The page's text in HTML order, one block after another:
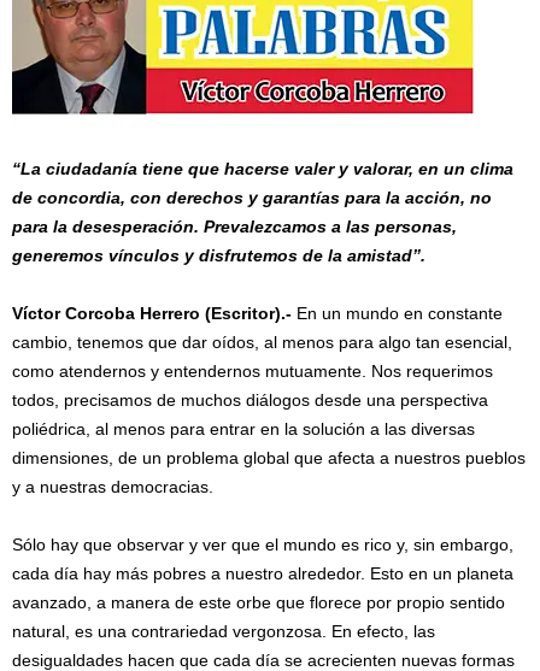
“La ciudadanía tiene que hacerse valer y valorar, en un clima
de concordia, con derechos y garantías para la acción, no
para la desesperación. Prevalezcamos a las personas,
generemos vínculos y disfrutemos de la amistad”.
Víctor Corcoba Herrero (Escritor).- En un mundo en constante
cambio, tenemos que dar oídos, al menos para algo tan esencial,
como atendernos y entendernos mutuamente. Nos requerimos
todos, precisamos de muchos diálogos desde una perspectiva
poliédrica, al menos para entrar en la solución a las diversas
dimensiones, de un problema global que afecta a nuestros pueblos
y a nuestras democracias.
Sólo hay que observar y ver que el mundo es rico y, sin embargo,
cada día hay más pobres a nuestro alrededor. Esto en un planeta
avanzado, a manera de este orbe que florece por propio sentido
natural, es una contrariedad vergonzosa. En efecto, las
desigualdades hacen que cada día se acrecienten nuevas formas